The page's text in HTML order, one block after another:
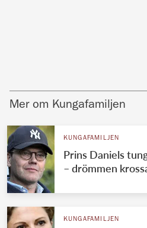
Mer om Kungafamiljen
KUNGAFAMILJEN
Prins Daniels
– drömmen
KUNGAFAMILJEN